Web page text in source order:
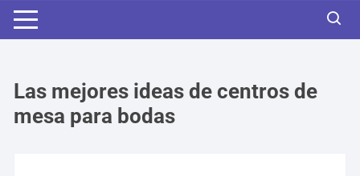
Las mejores ideas de centros de
mesa para bodas